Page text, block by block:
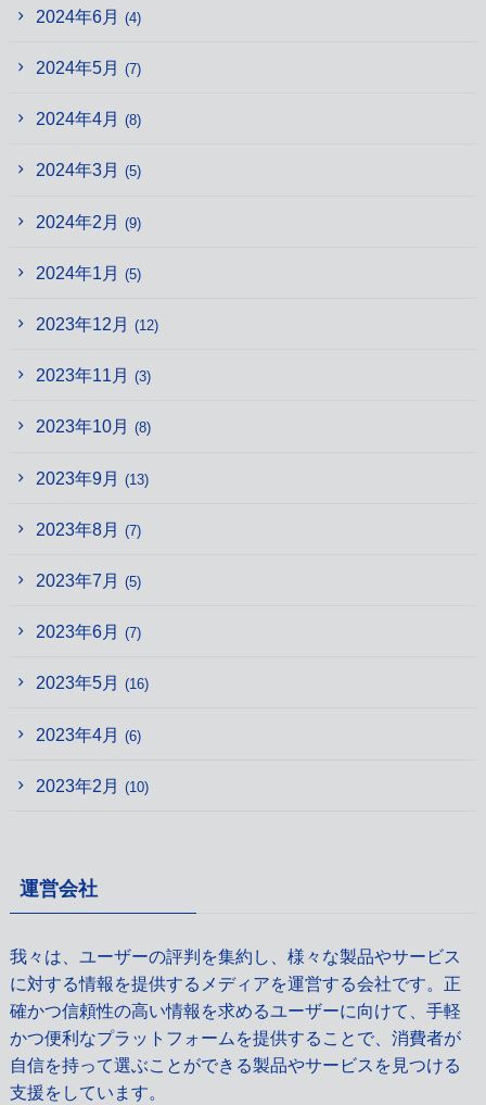
2024年6月 (4)
2024年5月 (7)
2024年4月 (8)
2024年3月 (5)
2024年2月 (9)
2024年1月 (5)
2023年12月 (12)
2023年11月 (3)
2023年10月 (8)
2023年9月 (13)
2023年8月 (7)
2023年7月 (5)
2023年6月 (7)
2023年5月 (16)
2023年4月 (6)
2023年2月 (10)
運営会社
我々は、ユーザーの評判を集約し、様々な製品やサービス
に対する情報を提供するメディアを運営する会社です。正
確かつ信頼性の高い情報を求めるユーザーに向けて、手軽
かつ便利なプラットフォームを提供することで、消費者が
自信を持って選ぶことができる製品やサービスを見つける
支援をしています。